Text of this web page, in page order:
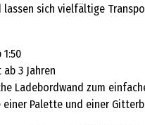
lassen sich vielfältige
3 Jahren
Ladebordwand zum
einer Palette und einer